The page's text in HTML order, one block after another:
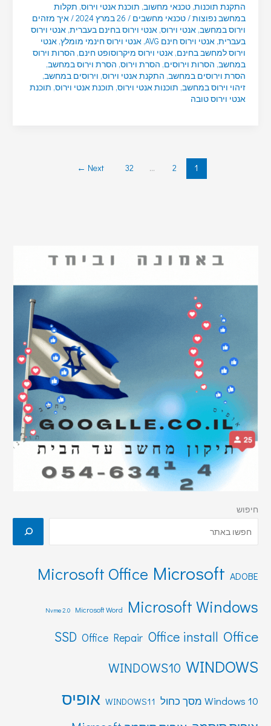
התקנת תוכנות, טכנאי מחשוב, תוכנת אנטי וירוס, תקלות
במחשב נפוצות/ טכנאי מחשבים / 26 במרץ 2024 / איך מזהים
וירוס במחשב, אנטי וירוס, אנטי וירוס בחינם בעברית, אנטי וירוס
בעברית, אנטי וירוס חינם AVG , אנטי וירוס חינמי מומלץ, אנטי
וירוס למחשב בחינם, אנטי וירוס מיקרוסופט חינם, הסרות וירוס
במחשב, הסרות וירוסים, הסרת וירוס, הסרת וירוס במחשב,
הסרת וירוסים במחשב, התקנת אנטי וירוס, וירוסים במחשב,
זיהוי וירוס במחשב, תוכנות אנטי וירוס, תוכנת אנטי וירוס, תוכנת
אנטי וירוס טובה
1
2
…
32
Next
←
חיפוש
ADOBE
Microsoft
Microsoft Office
Microsoft Windows
Microsoft Word
Nvme 2.0
Office
Office install
Office Repair
SSD
WINDOWS
WINDOWS10
Windows 10 מסך כחול WINDOWS11 אופיס